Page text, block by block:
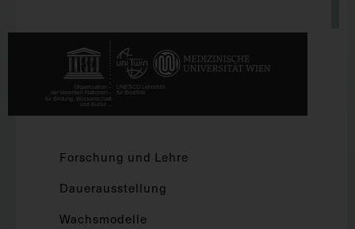
Forschung und Lehre
Dauerausstellung
Wachsmodelle